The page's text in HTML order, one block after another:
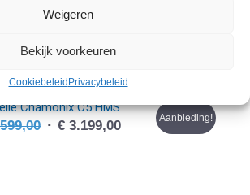
Weigeren
Bekijk voorkeuren
CookiebeleidPrivacybeleid
Chamonix C5 HMS
Oorspronkelijke
€3.199,00HuidigeAanbieding!